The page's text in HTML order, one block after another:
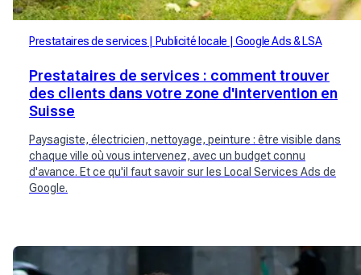
Prestataires de services Publicité locale Google Ads & LSA
Prestataires de services : comment trouver
des clients dans votre zone d'intervention en
Suisse
Paysagiste, électricien, nettoyage, peinture : être visible dans
chaque ville où vous intervenez, avec un budget connu
d'avance. Et ce qu'il faut savoir sur les Local Services Ads de
Google.